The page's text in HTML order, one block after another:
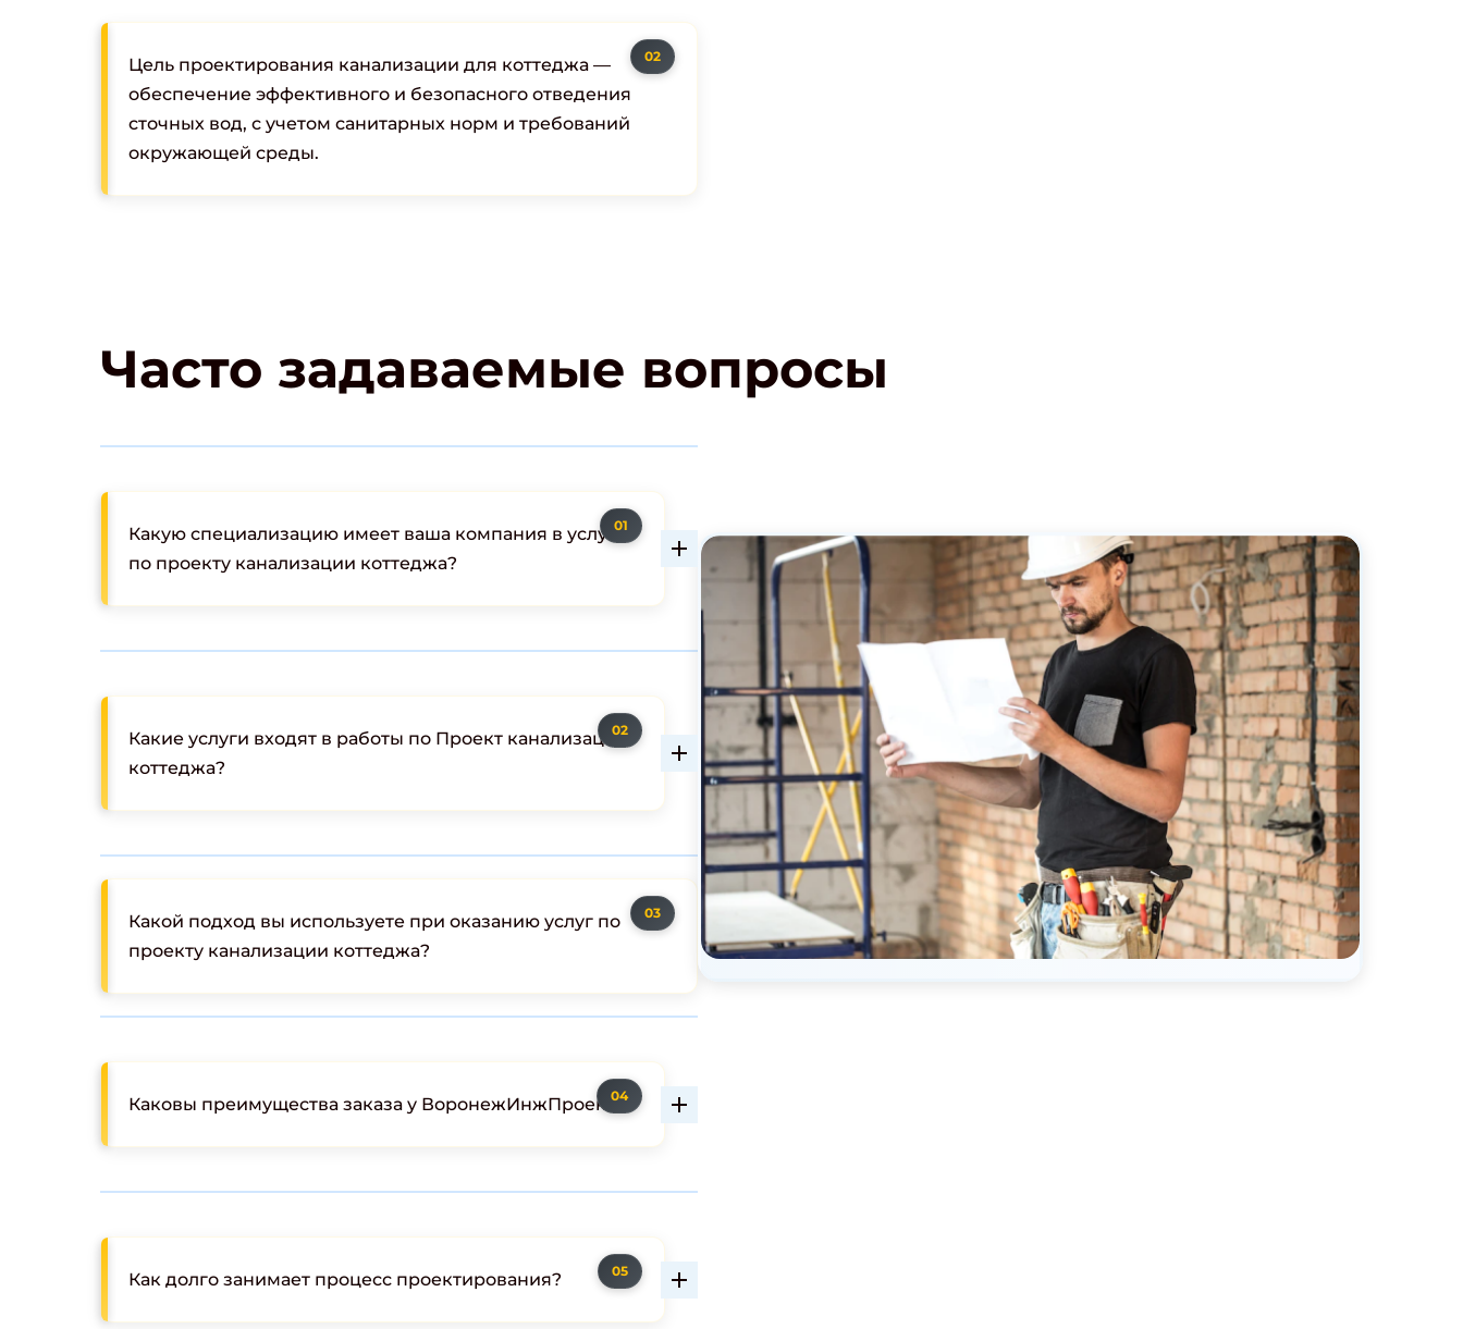
Цель проектирования канализации для коттеджа —
обеспечение эффективного и безопасного отведения
сточных вод, с учетом санитарных норм и требований
окружающей среды.
Часто задаваемые вопросы
Какую специализацию имеет ваша компания в услугах
по проекту канализации коттеджа?
Какие услуги входят в работы по Проект канализации
коттеджа?
Какой подход вы используете при оказанию услуг по
проекту канализации коттеджа?
Каковы преимущества заказа у ВоронежИнжПроект?
Как долго занимает процесс проектирования?